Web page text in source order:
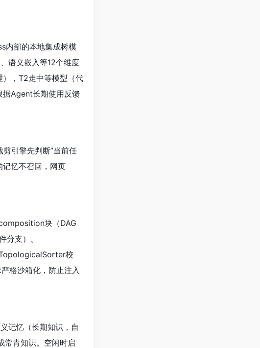
内部的本地集成树模
语义嵌入等12个维度
，T2走中等模型（代
据Agent长期使用反馈
引擎先判断”当前任
忆不召回，网页
块（DAG
支）、
校
格沙箱化，防止注入
记忆（长期知识，自
常青知识。空闲时启